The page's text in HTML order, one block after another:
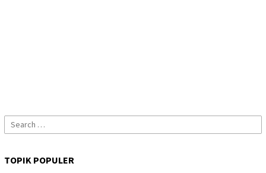
Search
for:
TOPIK POPULER